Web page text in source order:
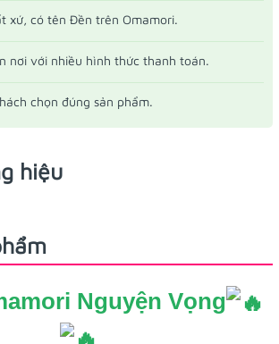
xứ, có tên Đền trên Omamori.
nơi với nhiều hình thức thanh toán.
chọn đúng sản phẩm.
hiệu
Nguyện Vọng